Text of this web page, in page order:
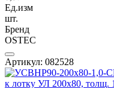
Ед.изм
шт.
Бренд
OSTEC
Артикул: 082528